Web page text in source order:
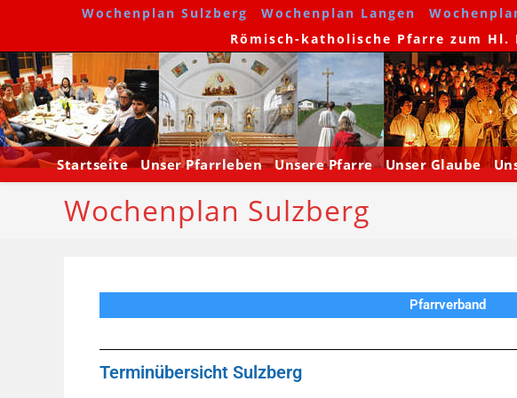
Wochenplan Sulzberg Wochenplan Langen
Römisch-katholische Pfarre zum
Startseite Unser Pfarrleben Unsere Pfarre Unser Glaube
Wochenplan Sulzberg
Pfarrverband
Terminübersicht Sulzberg